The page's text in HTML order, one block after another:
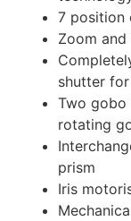
7 position
Zoom
shutter
Two gobo
rotating
prism
Iris